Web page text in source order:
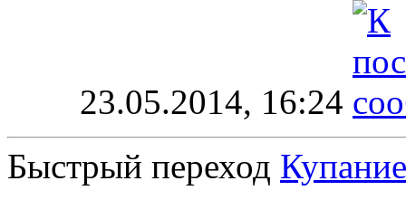
23.05.2014, 16:24
Быстрый переход Купание